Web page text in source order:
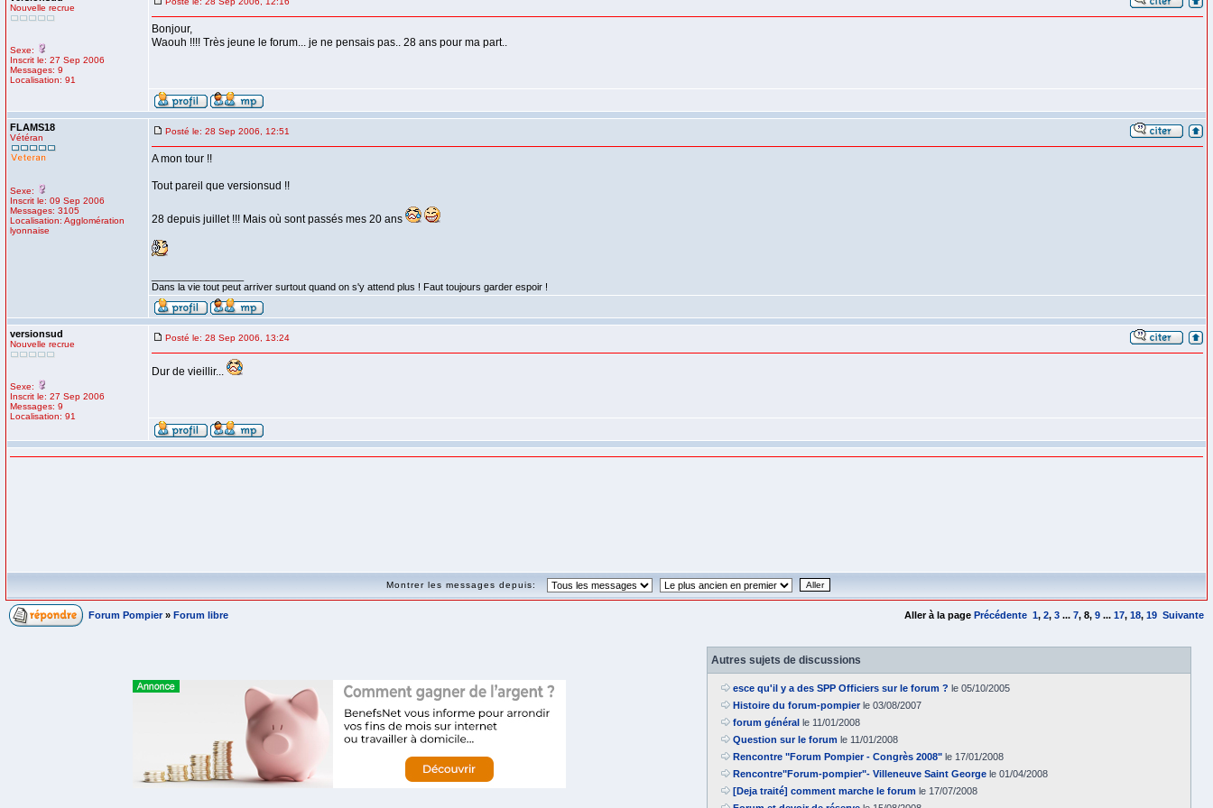
Nouvelle recrue
Sexe:
Inscrit le: 27 Sep 2006
Messages: 9
Localisation: 91
Bonjour,
Waouh !!!! Très jeune le forum... je ne pensais pas.. 28 ans pour ma part..
FLAMS18
Vétéran
Sexe:
Inscrit le: 09 Sep 2006
Messages: 3105
Localisation: Agglomération
lyonnaise
Posté le: 28 Sep 2006, 12:51
A mon tour !!
Tout pareil que versionsud !!
28 depuis juillet !!! Mais où sont passés mes 20 ans
Dans la vie tout peut arriver surtout quand on s'y attend plus ! Faut toujours garder espoir !
versionsud
Nouvelle recrue
Sexe:
Inscrit le: 27 Sep 2006
Messages: 9
Localisation: 91
Posté le: 28 Sep 2006, 13:24
Dur de vieillir...
Montrer les messages depuis:
Forum Pompier » Forum libre Aller à la page Précédente 1, 2, 3 ... 7, 8, 9 ... 17, 18, 19 Suivante
Autres sujets de discussions
esce qu'il y a des SPP Officiers sur le forum ? le 05/10/2005
Histoire du forum-pompierle 03/08/2007
forum général le 11/01/2008
Question sur le forum le 11/01/2008
Rencontre "Forum Pompier - Congrès 2008" le 17/01/2008
Rencontre"Forum-pompier"- Villeneuve Saint George le 01/04/2008
[Deja traité] comment marche le forum le 17/07/2008